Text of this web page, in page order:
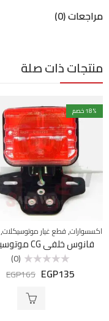
مراجعات (0)
منتجات ذات صلة
18% خصم
اكسسوارات,قطع غيار موتوسيكلات,
فانوس خلفي CG موتوسيكل
التقييم
(0)
EGP135
EGP165